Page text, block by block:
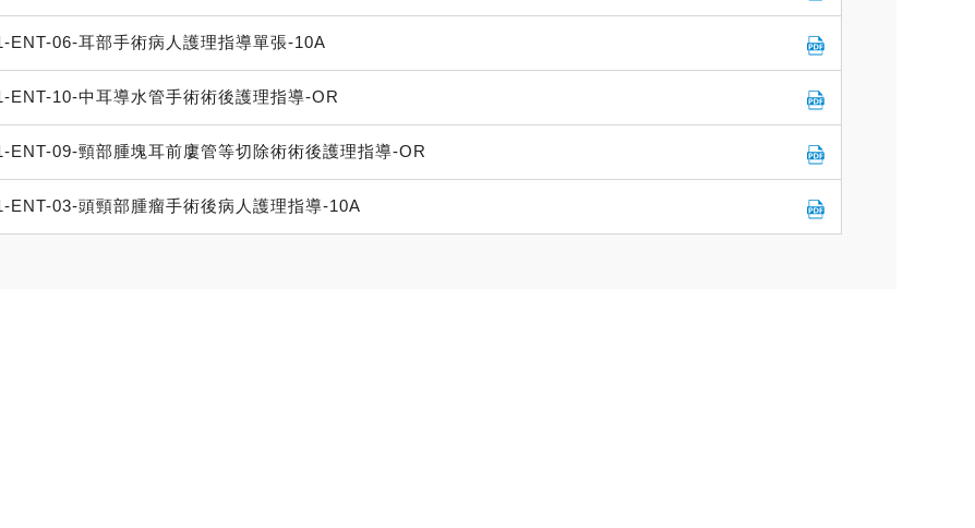
ENT-06-耳部手術病人護理指導單張-10A
ENT-10-中耳導水管手術術後護理指導-OR
ENT-09-頸部腫塊耳前廔管等切除術術後護理指導-OR
ENT-03-頭頸部腫瘤手術後病人護理指導-10A